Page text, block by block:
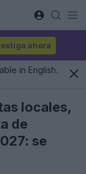
ahora
in English.
locales,
de
se